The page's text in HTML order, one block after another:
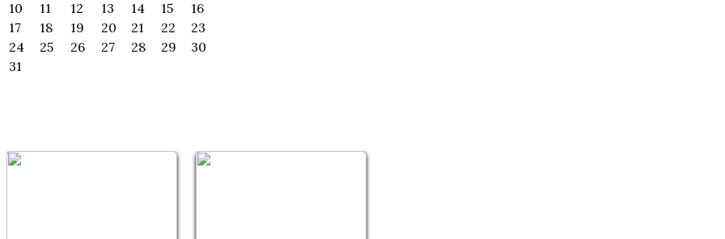
10
11 12 13 14 15
16
17
18 19 20 21 22
23
24
25 26 27 28 29
30
31